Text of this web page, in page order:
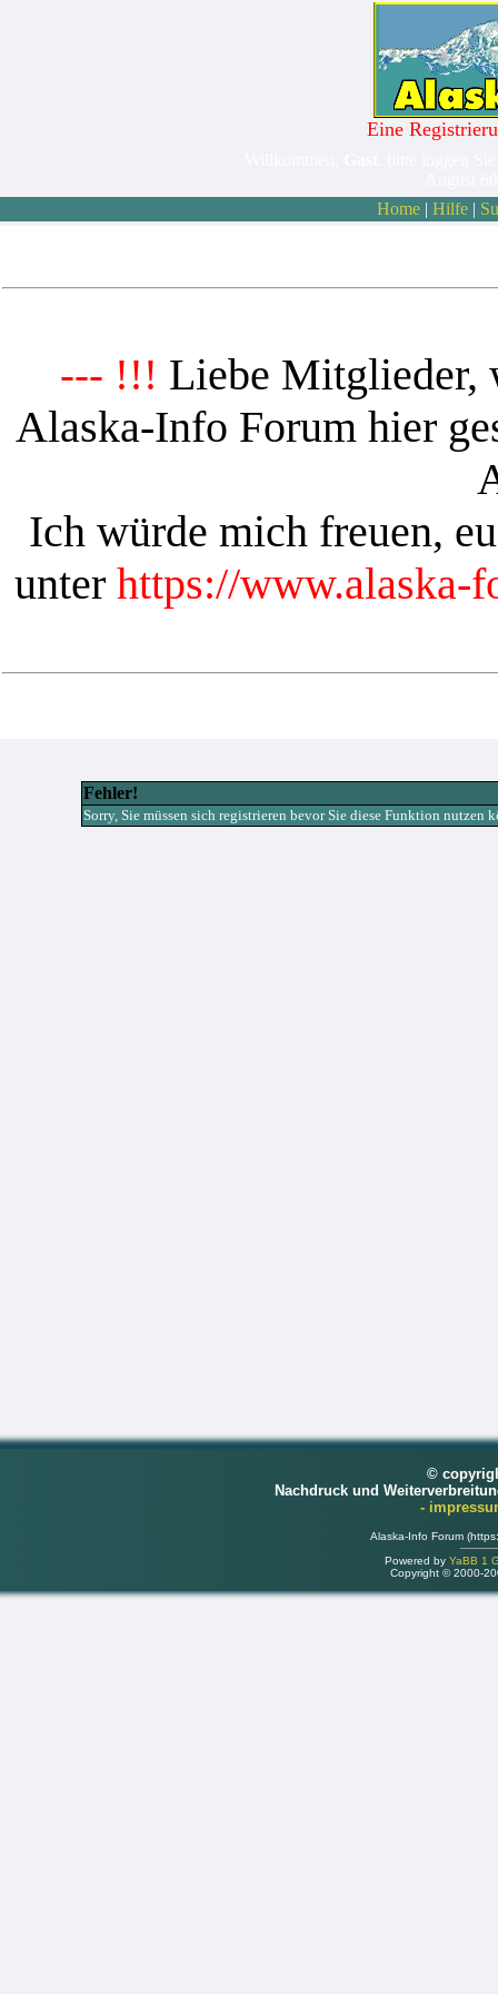
Eine
Home| Hilfe|
--- !!! Liebe Mitglieder,
Alaska-Info Forum hier
Ich würde mich freuen,
unter https://www.alaska-
Fehler!
Sorry, Sie müssen sich registrieren bevor Sie diese Funktion nutzen
©
Nachdruck und
-
Alaska-Info Forum
Powered by YaBB 1
Copyright © 2000-